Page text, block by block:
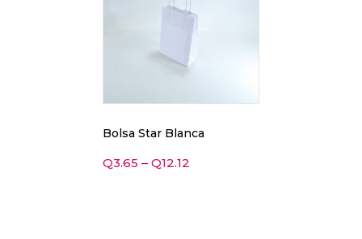
Bolsa Star Blanca
Q3.65 – Q12.12